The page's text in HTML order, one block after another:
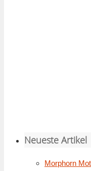
Neueste Artikel
Morphorn